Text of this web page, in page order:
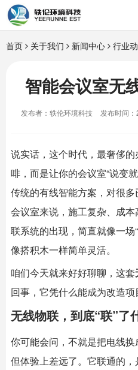
首页
行业解决方案
智能硬件
关于我们
首页 关于我们 新闻中心 行业
智能会议室无
发布者：轶伦环境科技 发布时间
说实话，这个时代，最奢侈
啡，而是让你的会议室“说变
传统的有线智能方案，对很
会议室来说，施工复杂、成
联系统的出现，简直就像一场
像搭积木一样简单灵活。
咱们今天就来好好聊聊，这套
回事，它凭什么能成为改造项
无线物联，到底“联”了
你可能会问，不就是把电线换
但体验上差远了。它联通的